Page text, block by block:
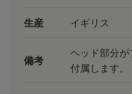
生産 イギリス
備考
ヘッド部分
付属します。